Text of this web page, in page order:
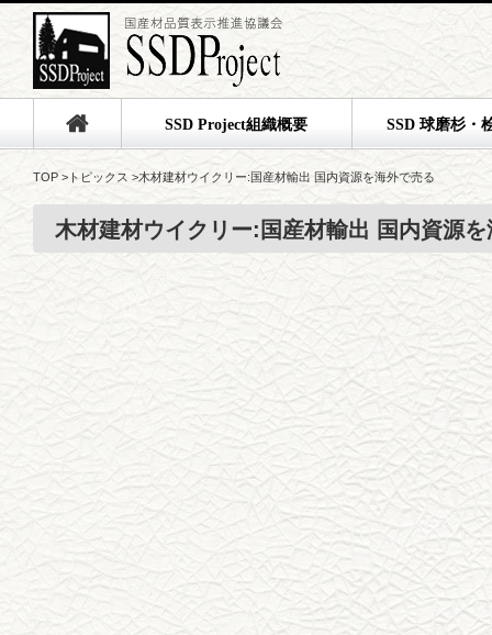
SSD Project組織概要 SSD 球磨杉・
TOP > トピックス >木材建材ウイクリー:国産材輸出 国内資源を海外で売る
木材建材ウイクリー:国産材輸出 国内資源